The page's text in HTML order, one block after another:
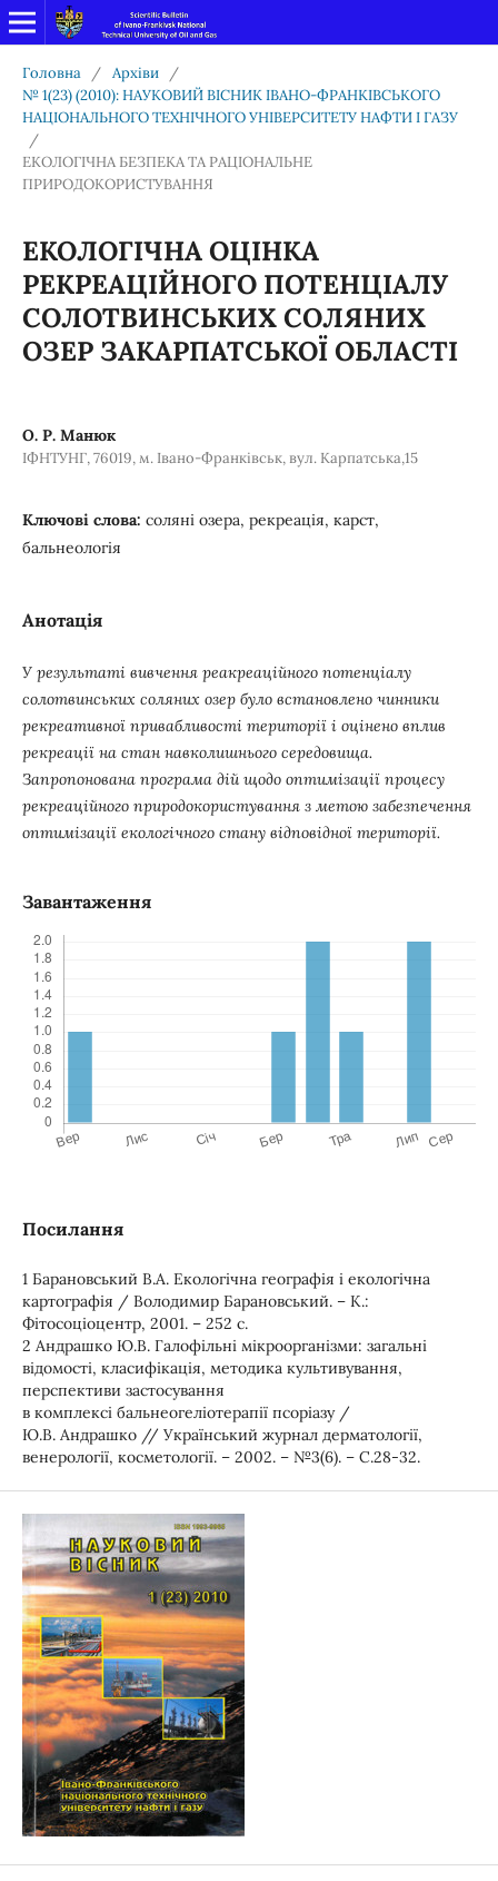
Головна / Архіви
/
№ 1(23) (2010): НАУКОВИЙ ВІСНИК ІВАНО-ФРАНКІВСЬКОГО
НАЦІОНАЛЬНОГО ТЕХНІЧНОГО УНІВЕРСИТЕТУ НАФТИ І ГАЗУ
/
ЕКОЛОГІЧНА БЕЗПЕКА ТА РАЦІОНАЛЬНЕ
ПРИРОДОКОРИСТУВАННЯ
ЕКОЛОГІЧНА ОЦІНКА
РЕКРЕАЦІЙНОГО ПОТЕНЦІАЛУ
СОЛОТВИНСЬКИХ СОЛЯНИХ
ОЗЕР ЗАКАРПАТСЬКОЇ ОБЛАСТІ
О. Р. Манюк
ІФНТУНГ, 76019, м. Івано-Франківськ, вул. Карпатська,15
Ключові слова: cоляні озера, рекреація, карст,
бальнеологія
Анотація
У результаті вивчення реакреаційного потенціалу
солотвинських соляних озер було встановлено чинники
рекреативної привабливості території і оцінено вплив
рекреації на стан навколишнього середовища.
Запропонована програма дій щодо оптимізації процесу
рекреаційного природокористування з метою забезпечення
оптимізації екологічного стану відповідної території.
Завантаження
Посилання
1 Барановський В.А. Екологічна географія і екологічна
картографія / Володимир Барановський. – К.:
Фітосоціоцентр, 2001. – 252 с.
2 Андрашко Ю.В. Галофільні мікроорганізми: загальні
відомості, класифікація, методика культивування,
перспективи застосування
в комплексі бальнеогеліотерапії псоріазу /
Ю.В. Андрашко // Український журнал дерматології,
венерології, косметології. – 2002. – №3(6). – С.28-32.